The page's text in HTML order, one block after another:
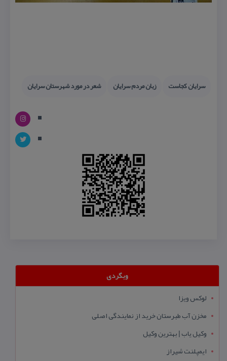
سرایان كجاست زبان مردم سرایان شعر در مورد شهرستان سرایان
وبگردی
لوکس ویزا
مخزن آب طبرستان خرید از نمایندگی اصلی
وکیل یاب | بهترین وکیل
ایمپلنت شیراز